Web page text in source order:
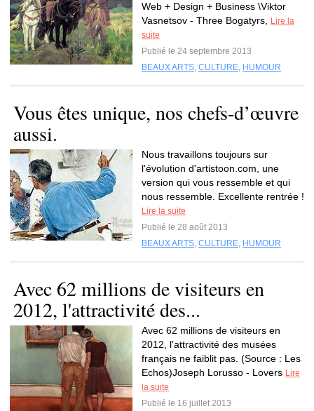
Web + Design + Business \Viktor
Vasnetsov - Three Bogatyrs,
Lire la
suite
Publié le 24 septembre 2013
BEAUX ARTS, CULTURE, HUMOUR
Vous êtes unique, nos chefs-d’œuvre
aussi.
Nous travaillons toujours sur
l'évolution d'artistoon.com, une
version qui vous ressemble et qui
nous ressemble. Excellente rentrée !
Lire la suite
Publié le 28 août 2013
BEAUX ARTS, CULTURE, HUMOUR
Avec 62 millions de visiteurs en
2012, l'attractivité des...
Avec 62 millions de visiteurs en
2012, l'attractivité des musées
français ne faiblit pas. (Source : Les
Echos)Joseph Lorusso - Lovers Lire
la suite
Publié le 16 juillet 2013